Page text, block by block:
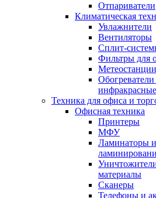
Отпариватели
Климатическая
Увлажнители
Вентиляторы
Сплит-
Фильтры для
Техника для офиса и
Офисная техника
Принтеры
МФУ
Ламинаторы
материалы
Сканеры
Телефоны и